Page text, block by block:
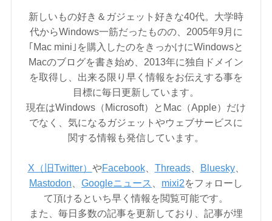
新しいもの好き＆ガジェット好きな40代。大学時
代からWindows一筋だったものの、2005年9月に
｢Mac mini｣を購入したのをきっかけにWindowsと
Macのブログを書き始め、2013年に独自ドメイン
を取得し、出来る限り早く情報をお伝えする事を
目標に毎日更新しています。
現在はWindows（Microsoft）とMac（Apple）だけ
でなく、気になるガジェットやウェブサービスに
関する情報も発信しています。
X（旧Twitter） やFacebook、 Threads、 Bluesky、
Mastodon
Googleニュース mixi2をフォローし
て頂けるといち早く情報を閲覧可能です。
また、毎日多数の記事を更新しており、記事が埋